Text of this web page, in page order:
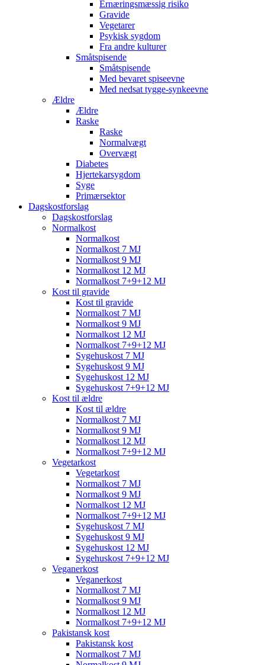
Ernæringsmæssig risiko
Gravide
Vegetarer
Psykisk sygdom
Fra andre kulturer
Småtspisende
Småtspisende
Med bevaret spiseevne
Med nedsat tygge-synkeevne
Ældre
Ældre
Raske
Raske
Normalvægt
Overvægt
Diabetes
Hjertekarsygdom
Syge
Primærsektor
Dagskostforslag
Dagskostforslag
Normalkost
Normalkost
Normalkost 7 MJ
Normalkost 9 MJ
Normalkost 12 MJ
Normalkost 7+9+12 MJ
Kost til gravide
Kost til gravide
Normalkost 7 MJ
Normalkost 9 MJ
Normalkost 12 MJ
Normalkost 7+9+12 MJ
Sygehuskost 7 MJ
Sygehuskost 9 MJ
Sygehuskost 12 MJ
Sygehuskost 7+9+12 MJ
Kost til ældre
Kost til ældre
Normalkost 7 MJ
Normalkost 9 MJ
Normalkost 12 MJ
Normalkost 7+9+12 MJ
Vegetarkost
Vegetarkost
Normalkost 7 MJ
Normalkost 9 MJ
Normalkost 12 MJ
Normalkost 7+9+12 MJ
Sygehuskost 7 MJ
Sygehuskost 9 MJ
Sygehuskost 12 MJ
Sygehuskost 7+9+12 MJ
Veganerkost
Veganerkost
Normalkost 7 MJ
Normalkost 9 MJ
Normalkost 12 MJ
Normalkost 7+9+12 MJ
Pakistansk kost
Pakistansk kost
Normalkost 7 MJ